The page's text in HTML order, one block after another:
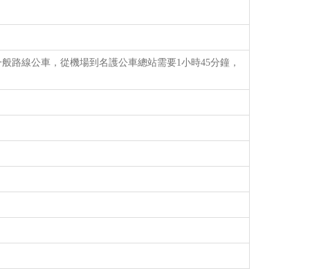
路線公車，從機場到名護公車總站需要1小時45分鐘，